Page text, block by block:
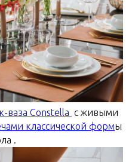
ваза Constella с живыми
классической формы
.